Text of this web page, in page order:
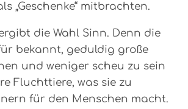
„Geschenke“ mitbrachten.
die Wahl Sinn. Denn die
bekannt, geduldig große
und weniger scheu zu sein
Fluchttiere, was sie zu
für den Menschen macht.